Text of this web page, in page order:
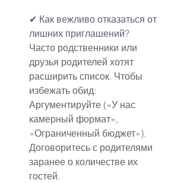
✔ Как вежливо отказаться от
лишних приглашений?
Часто родственники или
друзья родителей хотят
расширить список. Чтобы
избежать обид:
Аргументируйте («У нас
камерный формат»,
«Ограниченный бюджет»).
Договоритесь с родителями
заранее о количестве их
гостей.